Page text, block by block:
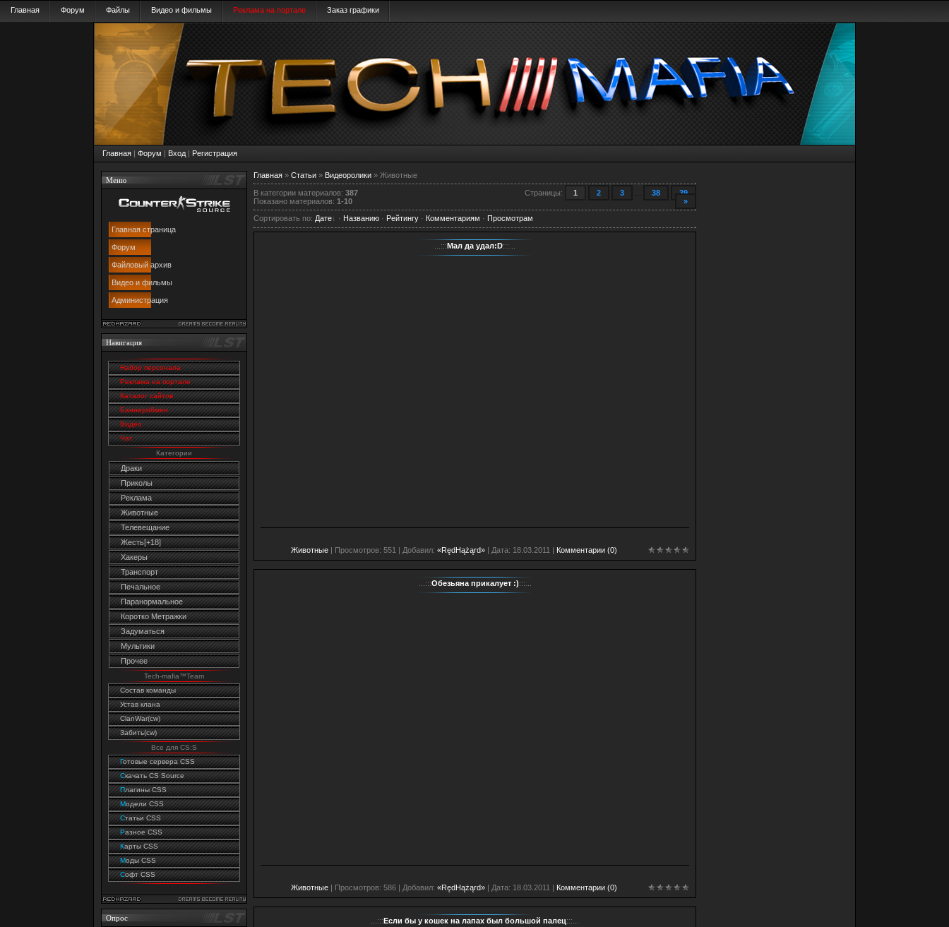
Главная Форум Файлы Видео и фильмы Реклама на портале Заказ графики
Главная | Форум | Вход | Регистрация
Меню
Главная страница
Форум
Файловый архив
Видео и фильмы
Администрация
Навигация
Набор персонала
Реклама на портале
Каталог сайтов
Баннеробмен
Видео
Чат
Категории
Драки
Приколы
Реклама
Животные
Телевещание
Жесть[+18]
Хакеры
Транспорт
Печальное
Паранормальное
Коротко Метражки
Задуматься
Мультики
Прочее
Tech-mafia™Team
Состав команды
Устав клана
ClanWar(cw)
Забить(cw)
Все для CS:S
Готовые сервера CSS
Cкачать CS Source
Плагины CSS
Модели CSS
Статьи CSS
Разное CSS
Карты CSS
Моды CSS
Софт CSS
Опрос
Главная » Статьи » Видеоролики » Животные
В категории материалов: 387
Показано материалов: 1-10
Страницы: 1 2 3 38
39
»
Сортировать по: Дате · Названию · Рейтингу · Комментариям · Просмотрам
...:::Мал да удал:D:::...
Животные| Просмотров: 551 | Добавил: «RędHążąrd»| Дата: 18.03.2011 | Комментарии (0)
...:::Обезьяна прикалует :):::...
Животные| Просмотров: 586 | Добавил: «RędHążąrd»| Дата: 18.03.2011 | Комментарии (0)
...:::Если бы у кошек на лапах был большой палец:::...